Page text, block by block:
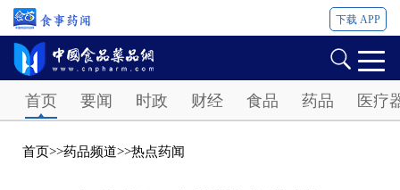
下载 APP
首页 要闻 时政 财经 食品 药品 医疗
首页>>药品频道>>热点药闻